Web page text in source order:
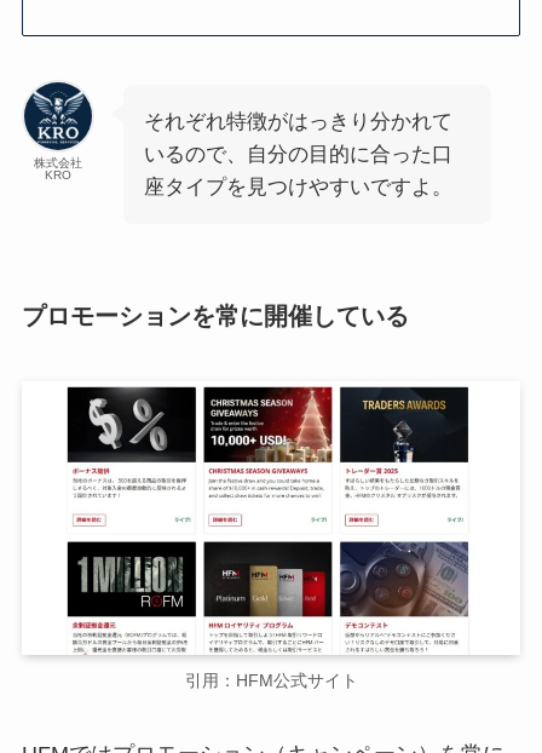
株式会社
KRO
それぞれ特徴がはっきり分かれて
いるので、自分の目的に合った口
座タイプを見つけやすいですよ。
プロモーションを常に開催している
引用：HFM公式サイト